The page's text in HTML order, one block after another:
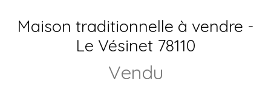
Maison traditionnelle à vendre -
Le Vésinet 78110
Vendu